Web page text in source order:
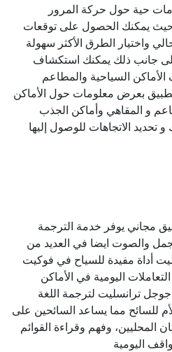
حية حول حركة المرور
حيث يمكنك الحصول على توقعات
واختيار الطرق الأكثر سهولة
إلى جانب ذلك يمكنك استكشاف
السياحية والمطاعم
بعرض معلومات حول الأماكن
و المقاهي وأماكن الجذب
تحديد الاتجاهات للوصول إليها
مجاني يوفر خدمة الترجمة
والصوت ايضا في العديد من
أداة مفيدة للسياح في فوكيت
اليومية في الأماكن
ترانسليت لترجمة اللغة
للسائح مما يساعد السائحين على
وفهم وقراءة القوائم
اليومية